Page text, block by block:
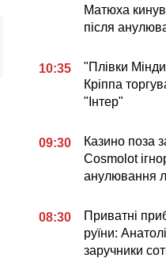
Матюха
після
10:35
"Плівки
Кріппа
"Інтер"
09:30
Казино поза
Cosmolot
анулювання
08:30
Приватні
руїни:
заручники